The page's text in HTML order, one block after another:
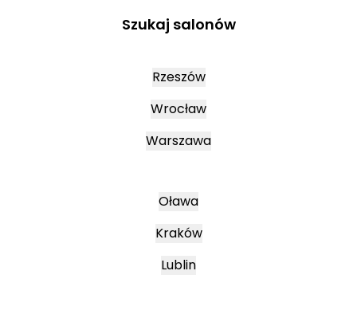
Szukaj salonów
Rzeszów
Wrocław
Warszawa
Oława
Kraków
Lublin